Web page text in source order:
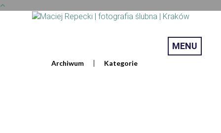
MENU
Archiwum Kategorie